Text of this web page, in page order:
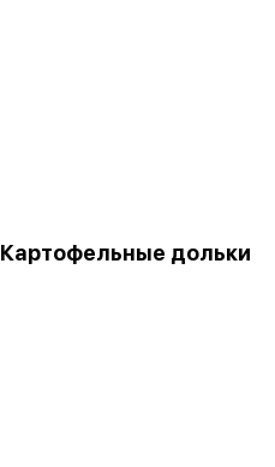
Картофельные дольки